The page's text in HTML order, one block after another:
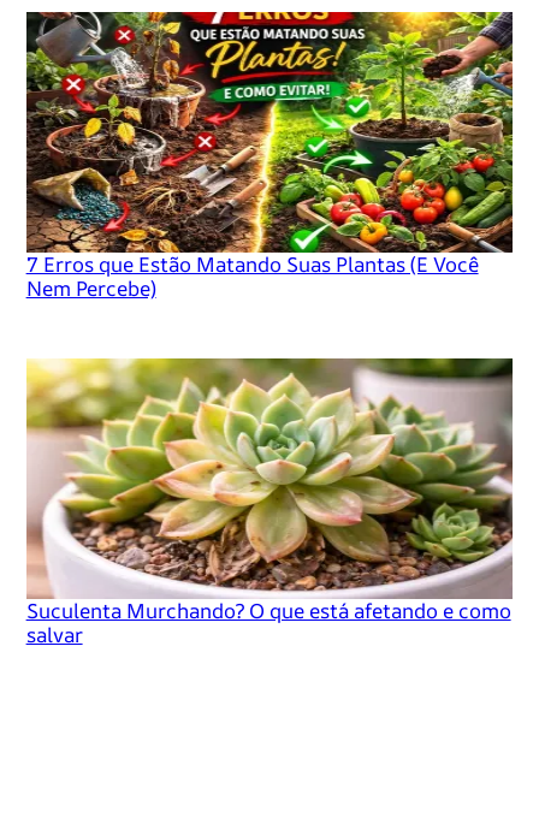
7 Erros que Estão Matando Suas Plantas (E Você
Nem Percebe)
Suculenta Murchando? O que está afetando e como
salvar